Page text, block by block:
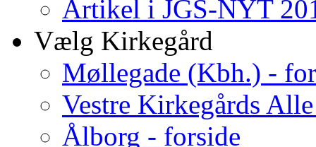
Artikel i JGS-NYT
Vælg Kirkegård
Møllegade (Kbh.) -
Vestre Kirkegårds
Ålborg - forside